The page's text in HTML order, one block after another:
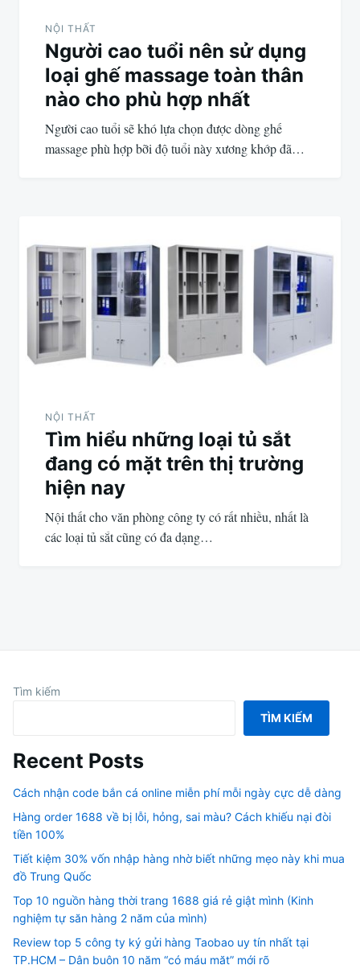
NỘI THẤT
Người cao tuổi nên sử dụng
loại ghế massage toàn thân
nào cho phù hợp nhất
Người cao tuổi sẽ khó lựa chọn được dòng ghế
massage phù hợp bỡi độ tuổi này xương khớp đã…
NỘI THẤT
Tìm hiểu những loại tủ sắt
đang có mặt trên thị trường
hiện nay
Nội thất cho văn phòng công ty có rất nhiều, nhất là
các loại tủ sắt cũng có đa dạng…
Tìm kiếm
TÌM KIẾM
Recent Posts
Cách nhận code bắn cá online miễn phí mỗi ngày cực dễ dàng
Hàng order 1688 về bị lỗi, hỏng, sai màu? Cách khiếu nại đòi
tiền 100%
Tiết kiệm 30% vốn nhập hàng nhờ biết những mẹo này khi mua
đồ Trung Quốc
Top 10 nguồn hàng thời trang 1688 giá rẻ giật mình (Kinh
nghiệm tự săn hàng 2 năm của mình)
Review top 5 công ty ký gửi hàng Taobao uy tín nhất tại
TP.HCM – Dân buôn 10 năm “có máu mặt” mới rõ